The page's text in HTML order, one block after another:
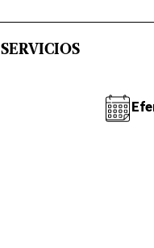
SERVICIOS